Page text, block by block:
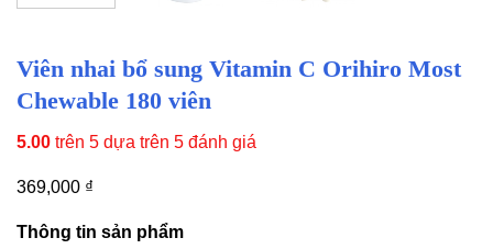
Viên nhai bổ sung Vitamin C Orihiro Most
Chewable 180 viên
5.00 trên 5 dựa trên 5 đánh giá
369,000 ₫
Thông tin sản phẩm